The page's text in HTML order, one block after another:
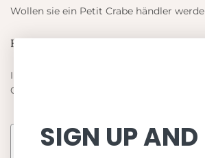
Wollen sie ein Petit Crabe händler
Blieb auf dem laufenden
Informieren Sie sich über die neuesten
Crabe
SIGN UP AND